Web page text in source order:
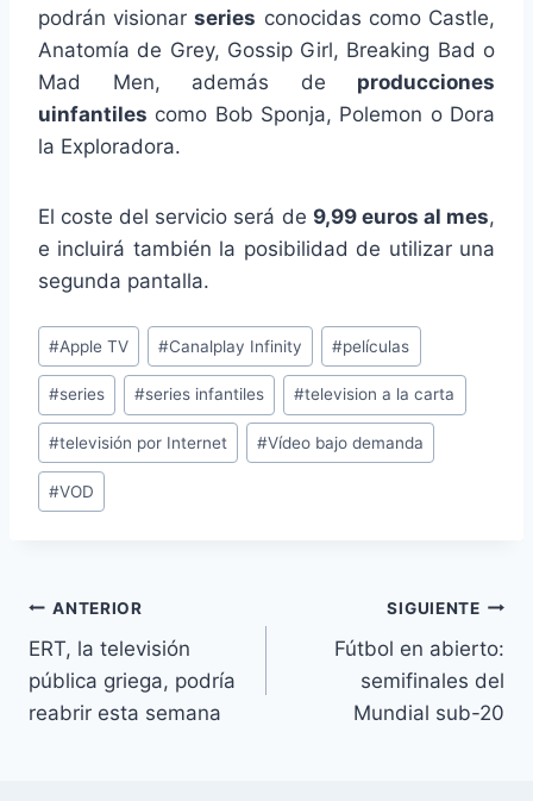
podrán visionarseries conocidas como Castle,
Anatomía de Grey, Gossip Girl, Breaking Bad o
Mad Men, además de producciones
uinfantiles como Bob Sponja, Polemon o Dora
la Exploradora.
El coste del servicio será de 9,99 euros al mes,
e incluirá también la posibilidad de utilizar una
segunda pantalla.
Etiquetas
de
la
entrada:
#Apple TV #Canalplay Infinity #películas
#series #series infantiles #television a la carta
#televisión por Internet #Vídeo bajo demanda
#VOD
Navegación
de
entradas
ANTERIOR
ERT, la televisión
pública griega, podría
reabrir esta semana
SIGUIENTE
Fútbol en abierto:
semifinales del
Mundial sub-20